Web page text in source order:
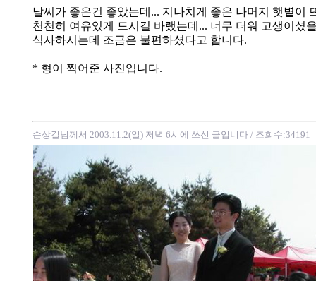
날씨가 좋은건 좋았는데... 지나치게 좋은 나머지 햇볕이
천천히 여유있게 드시길 바랬는데... 너무 더워 고생이셨
식사하시는데 조금은 불편하셨다고 합니다.
* 형이 찍어준 사진입니다.
손상길님께서 2003.11.2(일) 저녁 6시에 쓰신 글입니다 / 조회수:34191